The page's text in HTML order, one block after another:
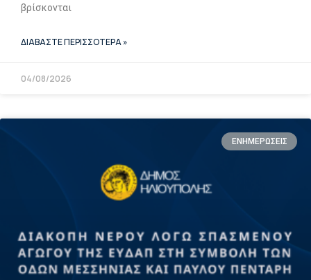
βρίσκονται
ΔΙΑΒΑΣΤΕ ΠΕΡΙΣΣΟΤΕΡΑ »
04/08/2026
ΕΝΗΜΕΡΩΣΕΙΣ